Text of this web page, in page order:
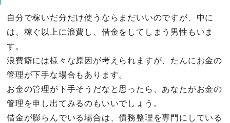
自分で稼いだ分だけ使うならまだいいのですが、中に
は、稼ぐ以上に浪費し、借金をしてしまう男性もいま
す。
浪費癖には様々な原因が考えられますが、たんにお金の
管理が下手な場合もあります。
お金の管理が下手そうだなと思ったら、あなたがお金の
管理を申し出てみるのもいいでしょう。
借金が膨らんでいる場合は、債務整理を専門にしている